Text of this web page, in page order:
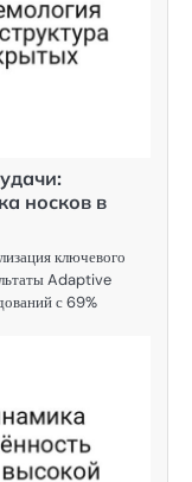
носков в
ключевого
Adaptive
с 69%